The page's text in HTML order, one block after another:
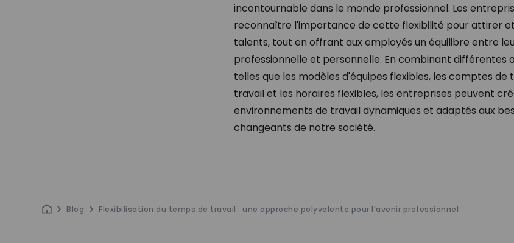
incontournable dans le monde professionnel. Les
reconnaître l'importance de cette flexibilité pour attirer
talents, tout en offrant aux employés un équilibre entre
professionnelle et personnelle. En combinant différentes
telles que les modèles d'équipes flexibles, les comptes de
travail et les horaires flexibles, les entreprises peuvent
environnements de travail dynamiques et adaptés aux
changeants de notre société.
Blog Flexibilisation du temps de travail : une approche polyvalente pour l'avenir professionnel